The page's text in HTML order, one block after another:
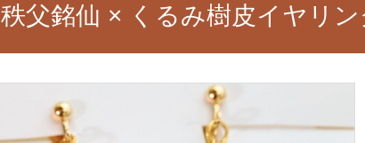
秩父銘仙 × くるみ樹皮イヤリ